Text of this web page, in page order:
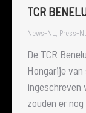
TCR
News-NL , Press-NL
De TCR
Hongarije
ingeschreven
zouden er